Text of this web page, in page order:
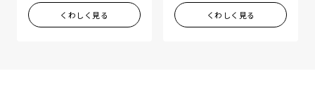
くわしく見る くわしく見る